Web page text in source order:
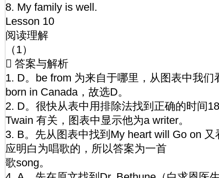
8. My family is well.
Lesson 10
阅读理解
（1）
 答案与解析
1. D。be from 为来自于哪里，从图表中我们
born in Canada，故选D。
2. D。很快从表中用排除法找到正确的时间
Twain 有关，图表中显示他为a writer。
3. B。先从图表中找到My heart will Go on
应明白为唱歌的，所以答案为一首
歌song。